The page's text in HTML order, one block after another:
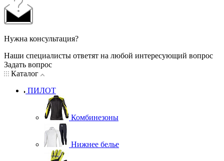
Нужна консультация?
Наши специалисты ответят на любой интересующий вопрос
Задать вопрос
Каталог
ПИЛОТ
Комбинезоны
Нижнее белье